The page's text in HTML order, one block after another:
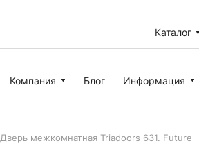
Каталог
Компания Блог Информация
Дверь межкомнатная Triadoors 631. Future